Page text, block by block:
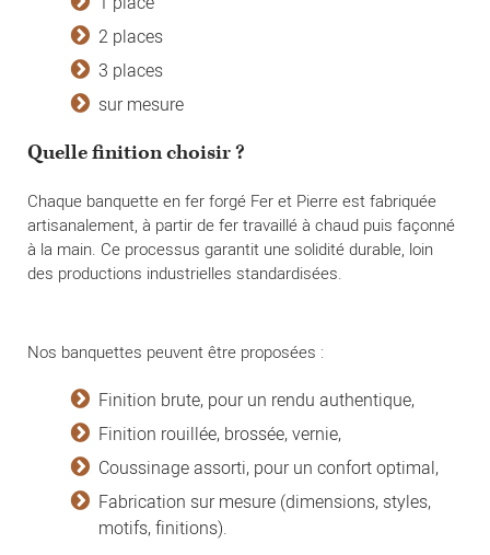
2 places
3 places
sur mesure
Quelle finition choisir ?
Chaque banquette en fer forgé Fer et Pierre est fabriquée
artisanalement, à partir de fer travaillé à chaud puis façonné
à la main. Ce processus garantit une solidité durable, loin
des productions industrielles standardisées.
Nos banquettes peuvent être proposées :
Finition brute, pour un rendu authentique,
Finition rouillée, brossée, vernie,
Coussinage assorti, pour un confort optimal,
Fabrication sur mesure (dimensions, styles,
motifs, finitions).